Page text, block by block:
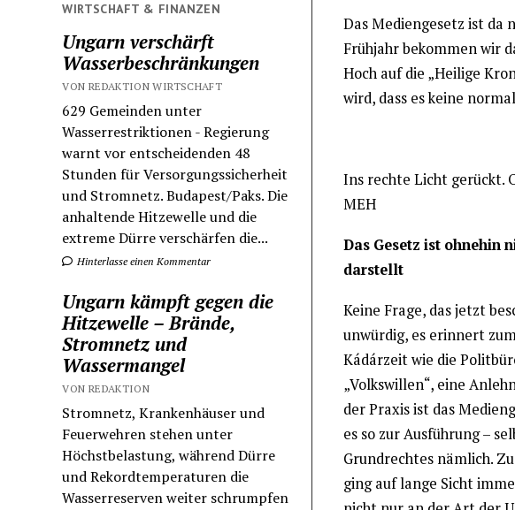
WIRTSCHAFT & FINANZEN
Ungarn verschärft
Wasserbeschränkungen
VON REDAKTION WIRTSCHAFT
629 Gemeinden unter
Wasserrestriktionen - Regierung
warnt vor entscheidenden 48
Stunden für Versorgungssicherheit
und Stromnetz. Budapest/Paks. Die
anhaltende Hitzewelle und die
extreme Dürre verschärfen die...
Hinterlasse einen Kommentar
Ungarn kämpft gegen die
Hitzewelle – Brände,
Stromnetz und
Wassermangel
VON REDAKTION
Stromnetz, Krankenhäuser und
Feuerwehren stehen unter
Höchstbelastung, während Dürre
und Rekordtemperaturen die
Wasserreserven weiter schrumpfen
Das Mediengesetz ist da
Frühjahr bekommen wir
Hoch auf die „Heilige
wird, dass es keine
Ins rechte Licht gerückt.
MEH
Das Gesetz ist ohnehin
darstellt
Keine Frage, das jetzt
unwürdig, es erinnert
Kádárzeit wie die
„Volkswillen“, eine
der Praxis ist das
es so zur Ausführung –
Grundrechtes nämlich.
ging auf lange Sicht